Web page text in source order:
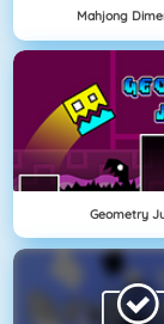
Mahjong
Geometry